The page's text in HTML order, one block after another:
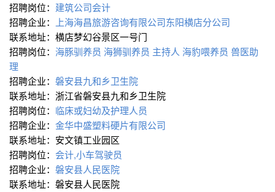
招聘岗位： 建筑公司会计
招聘企业：
上海海昌旅游咨询有限公司东阳横店分公司
联系地址：横店梦幻谷景区一号门
招聘岗位： 海豚驯养员 海狮驯养员 主持人 海豹喂养员 兽医助
理
招聘企业： 磐安县九和乡卫生院
联系地址：浙江省磐安县九和乡卫生院
招聘岗位： 临床或妇幼及护理人员
招聘企业： 金华中盛塑料硬片有限公司
联系地址：安文镇工业园区
招聘岗位： 会计,小车驾驶员
招聘企业： 磐安县人民医院
联系地址：磐安县人民医院